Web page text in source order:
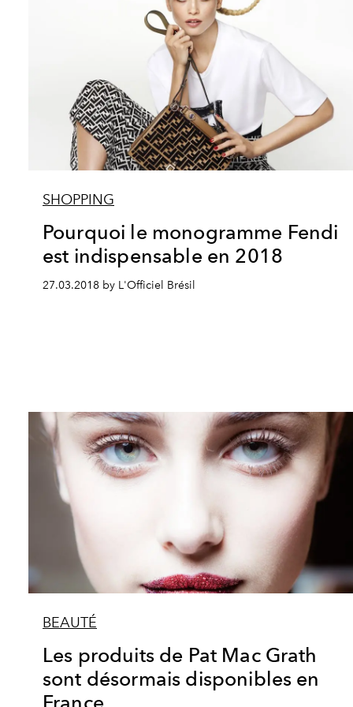
SHOPPING
Pourquoi le monogramme Fendi
est indispensable en 2018
27.03.2018 by L'Officiel Brésil
BEAUTÉ
Les produits de Pat Mac Grath
sont désormais disponibles en
France